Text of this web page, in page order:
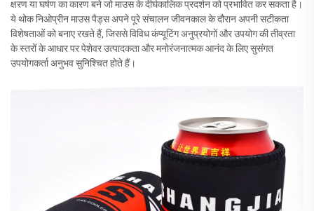
क्षरण या घर्षण का कारण बने जो माउस के दीर्घकालिक प्रदर्शन को प्रभावित कर सकता है।
ये थोक निओप्रीन माउस पैड्स अपने पूरे संचालन जीवनकाल के दौरान अपनी सटीकता
विशेषताओं को बनाए रखते हैं, जिससे विविध कंप्यूटिंग अनुप्रयोगों और उपयोग की तीव्रता
के स्तरों के आधार पर पेशेवर उत्पादकता और मनोरंजनात्मक आनंद के लिए सुसंगत
उपयोगकर्ता अनुभव सुनिश्चित होते हैं।